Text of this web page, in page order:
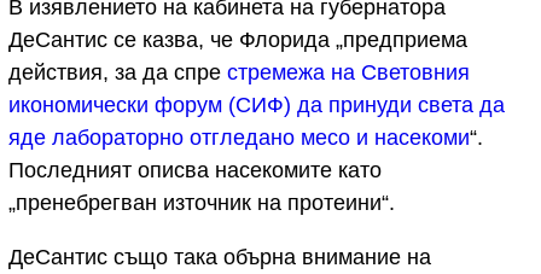
В изявлението на кабинета на губернатора
ДеСантис се казва, че Флорида „предприема
действия, за да спре стремежа на Световния
икономически форум (СИФ) да принуди света да
яде лабораторно отгледано месо и насекоми“.
Последният описва насекомите като
„пренебрегван източник на протеини“.
ДеСантис също така обърна внимание на